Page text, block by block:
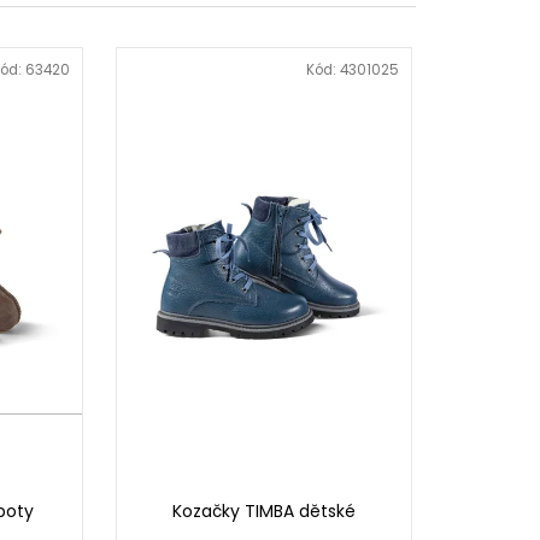
63420
Kozačky TIMBA dětské
Kód: 4301025